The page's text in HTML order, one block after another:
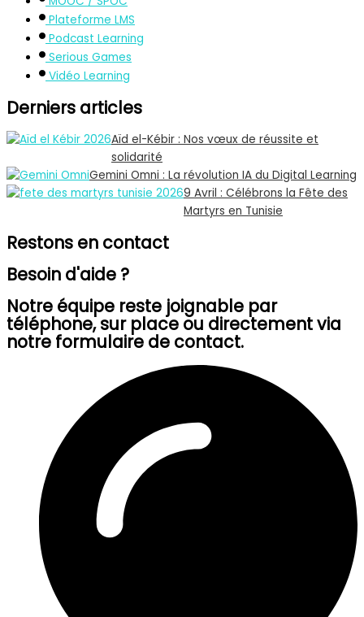
Plateforme LMS
Podcast Learning
Serious Games
Vidéo Learning
Derniers articles
Aïd el-Kébir : Nos vœux de réussite et
solidarité
Gemini Omni : La révolution IA du Digital Learning
9 Avril : Célébrons la Fête des
Martyrs en Tunisie
Restons en contact
Besoin d'aide ?
Notre équipe reste joignable par
téléphone, sur place ou directement via
notre formulaire de contact.